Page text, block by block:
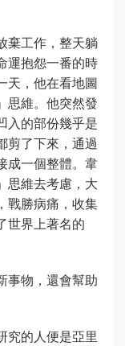
棄工作，整天躺
運抱怨一番的時
天，他在看地圖
思維。他突然發
入的部份幾乎是
剪了下來，通過
成一個整體。韋
思維去考慮，大
戰勝病痛，收集
世界上著名的
事物，還會幫助
究的人便是亞里